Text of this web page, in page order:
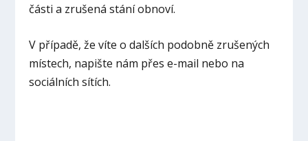
části a zrušená stání obnoví.
V případě, že víte o dalších podobně zrušených
místech, napište nám přes e-mail nebo na
sociálních sítích.